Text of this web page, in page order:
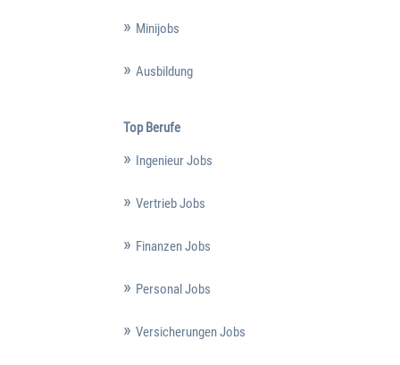
Minijobs
Ausbildung
Top Berufe
Ingenieur Jobs
Vertrieb Jobs
Finanzen Jobs
Personal Jobs
Versicherungen Jobs